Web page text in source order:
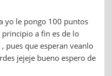
yo le pongo 100 puntos
principio a fin es de lo
pues que esperan veanlo
jejeje bueno espero de